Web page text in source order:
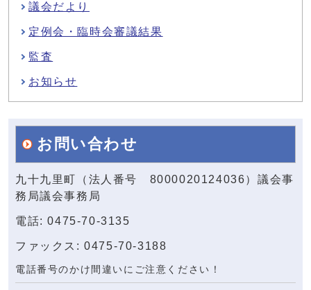
議会だより
定例会・臨時会審議結果
監査
お知らせ
お問い合わせ
九十九里町（法人番号 8000020124036）議会事
務局議会事務局
電話: 0475-70-3135
ファックス: 0475-70-3188
電話番号のかけ間違いにご注意ください！